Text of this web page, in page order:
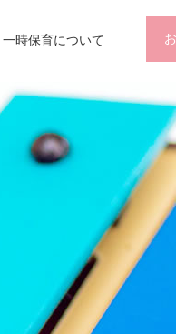
一時保育について